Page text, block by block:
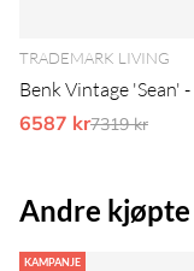
TRADEMARK LIVING
Benk Vintage 'Sean'
6587 krOrdinarie
7319 kr
Andre kjøpte
KAMPANJE